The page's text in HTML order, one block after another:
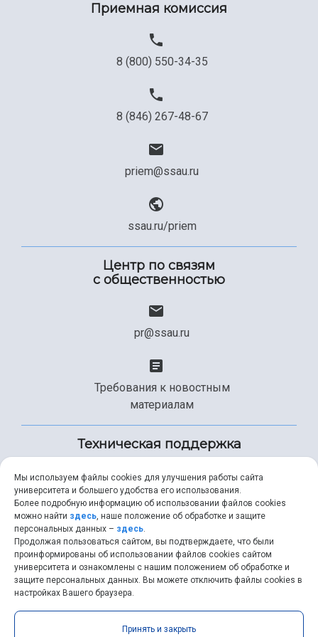
Приемная комиссия
8 (800) 550-34-35
8 (846) 267-48-67
priem@ssau.ru
ssau.ru/priem
Центр по связям
с общественностью
pr@ssau.ru
Требования к новостным
материалам
Техническая поддержка
+7 (846) 267-49-99
help@ssau.ru
Самарский университет © 2026 |ssau.ru
Мы используем файлы cookies для улучшения работы сайта
университета и большего удобства его использования.
Более подробную информацию об использовании файлов cookies
можно найти здесь, наше положение об обработке и защите
персональных данных – здесь.
Продолжая пользоваться сайтом, вы подтверждаете, что были
проинформированы об использовании файлов cookies сайтом
университета и ознакомлены с нашим положением об обработке и
защите персональных данных. Вы можете отключить файлы cookies в
настройках Вашего браузера.
Принять и закрыть